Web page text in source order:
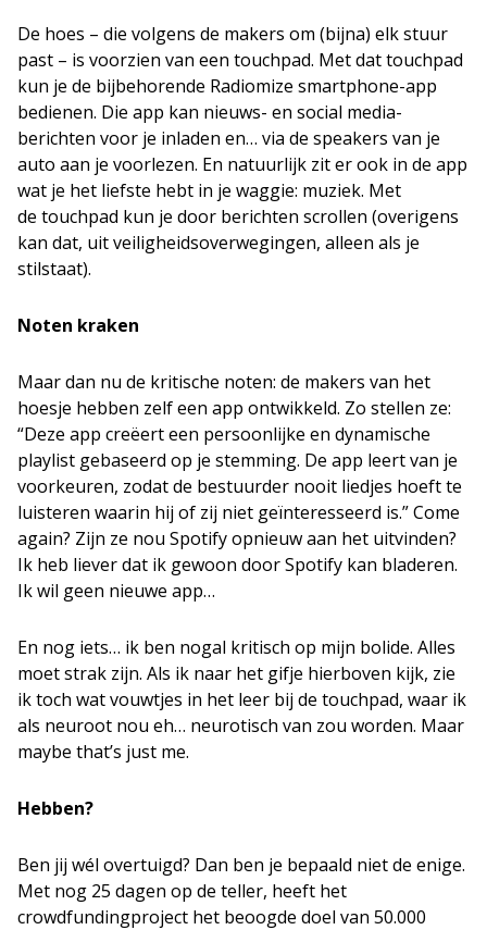
De hoes – die volgens de makers om (bijna) elk stuur
past – is voorzien van een touchpad. Met dat touchpad
kun je de bijbehorende Radiomize smartphone-app
bedienen. Die app kan nieuws- en social media-
berichten voor je inladen en… via de speakers van je
auto aan je voorlezen. En natuurlijk zit er ook in de app
wat je het liefste hebt in je waggie: muziek. Met
de touchpad kun je door berichten scrollen (overigens
kan dat, uit veiligheidsoverwegingen, alleen als je
stilstaat).
Noten kraken
Maar dan nu de kritische noten: de makers van het
hoesje hebben zelf een app ontwikkeld. Zo stellen ze:
“Deze app creëert een persoonlijke en dynamische
playlist gebaseerd op je stemming. De app leert van je
voorkeuren, zodat de bestuurder nooit liedjes hoeft te
luisteren waarin hij of zij niet geïnteresseerd is.” Come
again? Zijn ze nou Spotify opnieuw aan het uitvinden?
Ik heb liever dat ik gewoon door Spotify kan bladeren.
Ik wil geen nieuwe app…
En nog iets… ik ben nogal kritisch op mijn bolide. Alles
moet strak zijn. Als ik naar het gifje hierboven kijk, zie
ik toch wat vouwtjes in het leer bij de touchpad, waar ik
als neuroot nou eh… neurotisch van zou worden. Maar
maybe that’s just me.
Hebben?
Ben jij wél overtuigd? Dan ben je bepaald niet de enige.
Met nog 25 dagen op de teller, heeft het
crowdfundingproject het beoogde doel van 50.000